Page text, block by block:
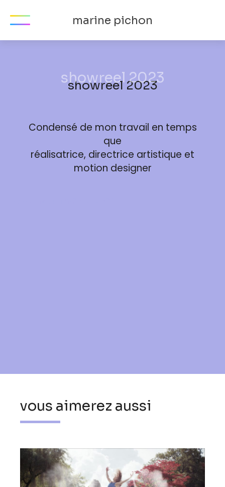
marine pichon
showreel 2023
Condensé de mon travail en temps
que
réalisatrice, directrice artistique et
motion designer
vous aimerez aussi